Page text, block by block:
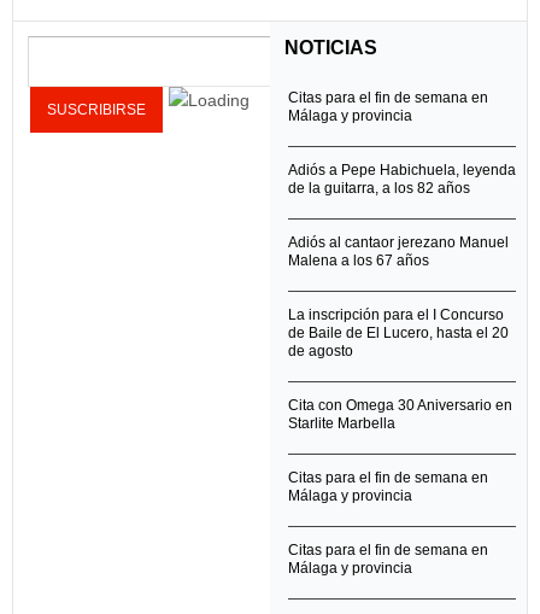
NOTICIAS
Citas para el fin de semana en
Málaga y provincia
Adiós a Pepe Habichuela, leyenda
de la guitarra, a los 82 años
Adiós al cantaor jerezano Manuel
Malena a los 67 años
La inscripción para el I Concurso
de Baile de El Lucero, hasta el 20
de agosto
Cita con Omega 30 Aniversario en
Starlite Marbella
Citas para el fin de semana en
Málaga y provincia
Citas para el fin de semana en
Málaga y provincia